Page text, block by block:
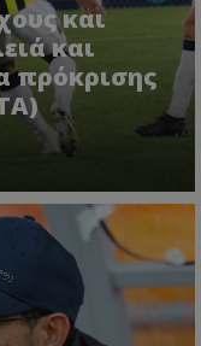
και
και
πρόκρισης